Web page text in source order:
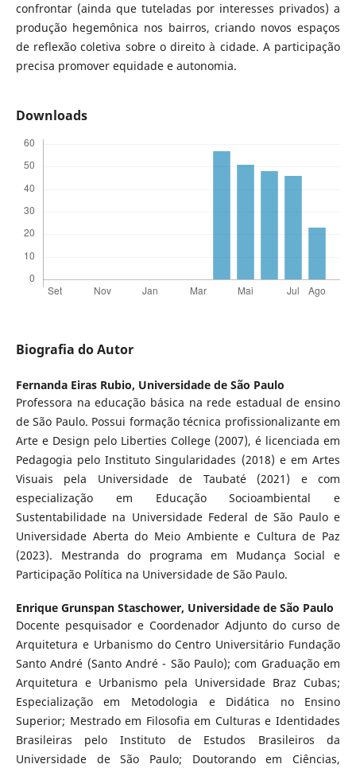
confrontar (ainda que tuteladas por interesses privados) a
produção hegemônica nos bairros, criando novos espaços
de reflexão coletiva sobre o direito à cidade. A participação
precisa promover equidade e autonomia.
Downloads
Biografia do Autor
Fernanda Eiras Rubio, Universidade de São Paulo
Professora na educação básica na rede estadual de ensino
de São Paulo. Possui formação técnica profissionalizante em
Arte e Design pelo Liberties College (2007), é licenciada em
Pedagogia pelo Instituto Singularidades (2018) e em Artes
Visuais pela Universidade de Taubaté (2021) e com
especialização em Educação Socioambiental e
Sustentabilidade na Universidade Federal de São Paulo e
Universidade Aberta do Meio Ambiente e Cultura de Paz
(2023). Mestranda do programa em Mudança Social e
Participação Política na Universidade de São Paulo.
Enrique Grunspan Staschower, Universidade de São Paulo
Docente pesquisador e Coordenador Adjunto do curso de
Arquitetura e Urbanismo do Centro Universitário Fundação
Santo André (Santo André - São Paulo); com Graduação em
Arquitetura e Urbanismo pela Universidade Braz Cubas;
Especialização em Metodologia e Didática no Ensino
Superior; Mestrado em Filosofia em Culturas e Identidades
Brasileiras pelo Instituto de Estudos Brasileiros da
Universidade de São Paulo; Doutorando em Ciências,